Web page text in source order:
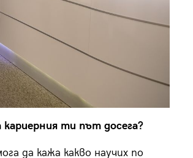
ти път досега?
да кажа какво научих по